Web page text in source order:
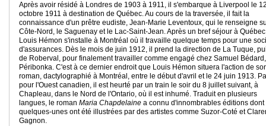
Après avoir résidé à Londres de 1903 à 1911, il s'embarque à Liverpool le
octobre 1911 à destination de Québec. Au cours de la traversée, il fait la
connaissance d'un prêtre eudiste, Jean-Marie Leventoux, qui le renseigne
Côte-Nord, le Saguenay et le Lac-Saint-Jean. Après un bref séjour à
Louis Hémon s'installe à Montréal où il travaille quelque temps pour une
d'assurances. Dès le mois de juin 1912, il prend la direction de La Tuque,
de Roberval, pour finalement travailler comme engagé chez Samuel
Péribonka. C'est à ce dernier endroit que Louis Hémon situera l'action de
roman, dactylographié à Montréal, entre le début d'avril et le 24 juin 1913.
pour l'Ouest canadien, il est heurté par un train le soir du 8 juillet suivant, à
Chapleau, dans le Nord de l'Ontario, où il est inhumé. Traduit en plusieurs
langues, le roman Maria Chapdelaine a connu d'innombrables éditions dont
quelques-unes ont été illustrées par des artistes comme Suzor-Coté et
Gagnon.